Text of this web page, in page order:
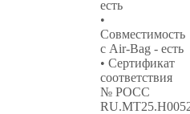
есть
•
Совместимость
с Air-Bag - есть
• Сертификат
соответствия
№ РОСС